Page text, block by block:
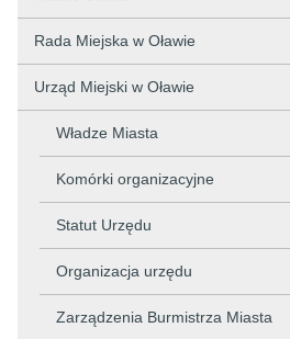
Rada Miejska w Oławie
Urząd Miejski w Oławie
Władze Miasta
Komórki organizacyjne
Statut Urzędu
Organizacja urzędu
Zarządzenia Burmistrza Miasta